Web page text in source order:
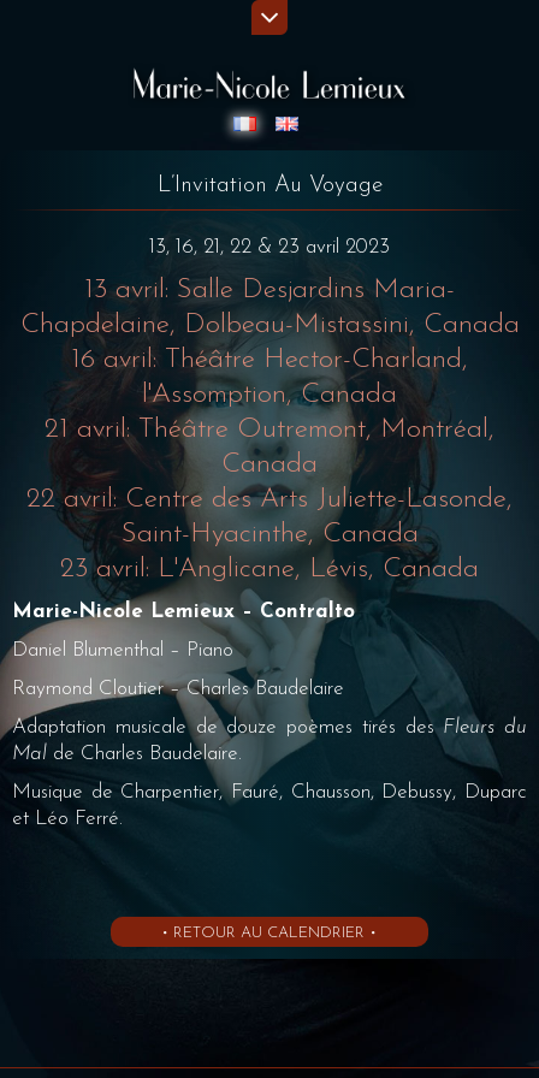
L’Invitation Au Voyage
13, 16, 21, 22 & 23 avril 2023
13 avril: Salle Desjardins Maria-
Chapdelaine, Dolbeau-Mistassini, Canada
16 avril: Théâtre Hector-Charland,
l'Assomption, Canada
21 avril: Théâtre Outremont, Montréal,
Canada
22 avril: Centre des Arts Juliette-Lasonde,
Saint-Hyacinthe, Canada
23 avril: L'Anglicane, Lévis, Canada
Marie-Nicole Lemieux – Contralto
Daniel Blumenthal – Piano
Raymond Cloutier – Charles Baudelaire
Adaptation musicale de douze poèmes tirés desFleurs du
Mal de Charles Baudelaire.
Musique de Charpentier, Fauré, Chausson, Debussy, Duparc
et Léo Ferré.
• RETOUR AU CALENDRIER •